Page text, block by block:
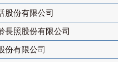
股份有限公司
長照股份有限公司
份有限公司